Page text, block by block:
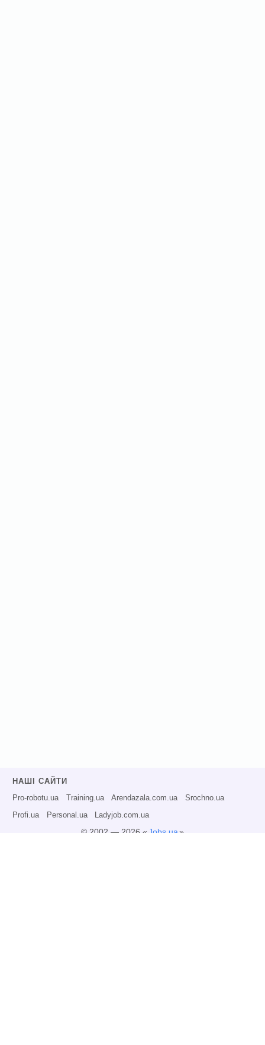
НАШІ САЙТИ
Pro-robotu.ua Training.ua Arendazala.com.ua Srochno.ua
Profi.ua Personal.ua Ladyjob.com.ua
© 2002 — 2026 « Jobs.ua»